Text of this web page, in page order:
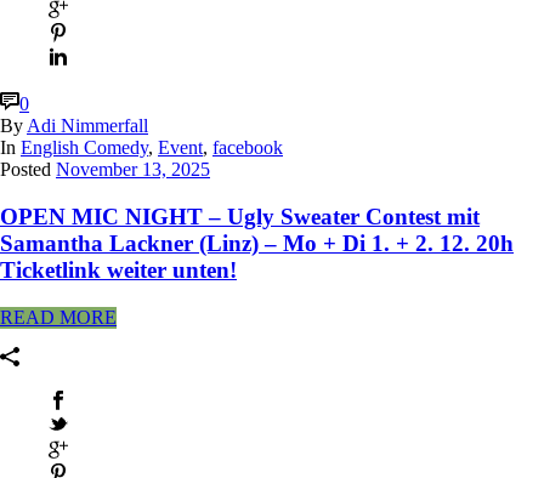
0
By Adi Nimmerfall
In English Comedy, Event, facebook
Posted November 13, 2025
OPEN MIC NIGHT – Ugly Sweater Contest mit
Samantha Lackner (Linz) – Mo + Di 1. + 2. 12. 20h
Ticketlink weiter unten!
READ MORE